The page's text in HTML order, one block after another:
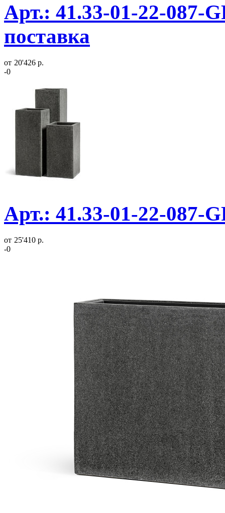
Арт.: 41.33-01-22-087-
поставка
от 20'426 р.
-0
Арт.: 41.33-01-22-087-
от 25'410 р.
-0